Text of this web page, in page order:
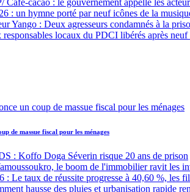
: un hymne porté par neuf icônes de la
Yango : Deux agresseurs condamnés à la
locaux du PDCI libérés après neuf
de massue fiscal pour les ménages
: Koffo Doga Séverin risque 20 ans de prison
le boom de l'immobilier ravit les
: Le taux de réussite progresse à 40,60 %, les
hausse des pluies et urbanisation rapide